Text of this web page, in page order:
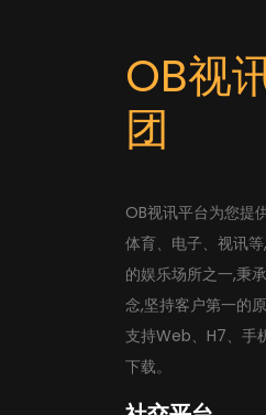
OB视
团
OB视讯平台为您提
体育、电子、视讯
的娱乐场所之一,秉
念,坚持客户第一的
支持Web、H7、手
下载。